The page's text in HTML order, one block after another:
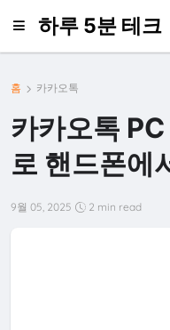
하루 5분 테크
홈 카카오톡
카카오톡
로 핸드폰에
9월 05, 2025 2 min read